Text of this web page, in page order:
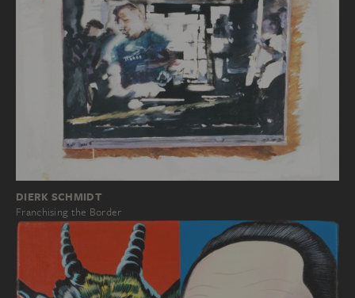
DIERK SCHMIDT
Franchising the Border